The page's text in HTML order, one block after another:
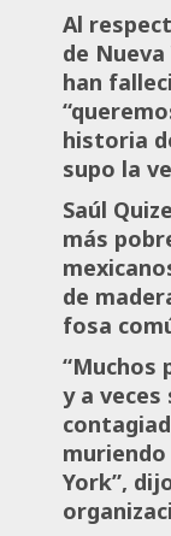
Al
de
han
historia
supo la
Saúl
más
de
fosa
“Muchos
y a
York”,